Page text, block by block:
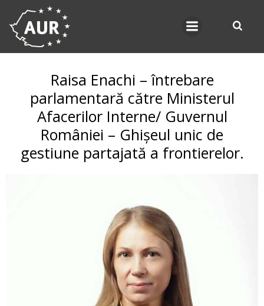
Raisa Enachi – întrebare
parlamentară către Ministerul
Afacerilor Interne/ Guvernul
României – Ghișeul unic de
gestiune partajată a frontierelor.